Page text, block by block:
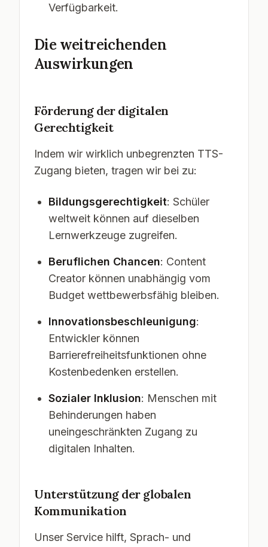
Verfügbarkeit.
Die weitreichenden
Auswirkungen
Förderung der digitalen
Gerechtigkeit
Indem wir wirklich unbegrenzten TTS-
Zugang bieten, tragen wir bei zu:
Bildungsgerechtigkeit: Schüler
weltweit können auf dieselben
Lernwerkzeuge zugreifen.
Beruflichen Chancen: Content
Creator können unabhängig vom
Budget wettbewerbsfähig bleiben.
Innovationsbeschleunigung:
Entwickler können
Barrierefreiheitsfunktionen ohne
Kostenbedenken erstellen.
Sozialer Inklusion: Menschen mit
Behinderungen haben
uneingeschränkten Zugang zu
digitalen Inhalten.
Unterstützung der globalen
Kommunikation
Unser Service hilft, Sprach- und